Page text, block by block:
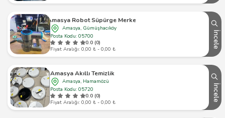
Amasya Robot Süpürge Merkezi
Amasya, Gümüşhacıköy
Posta Kodu: 05700
0.0 (0)
Fiyat Aralığı: 0,00 ₺ - 0,00 ₺
İncele
Amasya Akıllı Temizlik
Amasya, Hamamözü
Posta Kodu: 05720
0.0 (0)
Fiyat Aralığı: 0,00 ₺ - 0,00 ₺
İncele